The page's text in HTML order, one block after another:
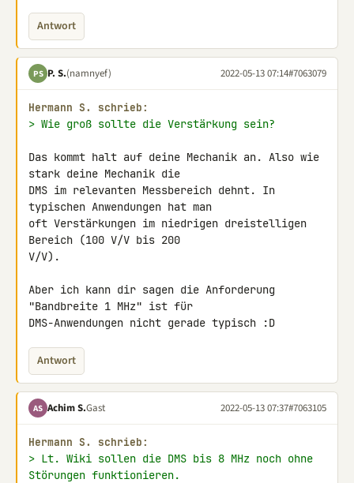
Antwort
PS P. S.(namnyef) 2022-05-13 07:14#7063079
Hermann S. schrieb:
> Wie groß sollte die Verstärkung sein?
Das kommt halt auf deine Mechanik an. Also wie
stark deine Mechanik die
DMS im relevanten Messbereich dehnt. In
typischen Anwendungen hat man
oft Verstärkungen im niedrigen dreistelligen
Bereich (100 V/V bis 200
V/V).
Aber ich kann dir sagen die Anforderung
"Bandbreite 1 MHz" ist für
DMS-Anwendungen nicht gerade typisch :D
Antwort
AS Achim S.Gast 2022-05-13 07:37#7063105
Hermann S. schrieb:
> Lt. Wiki sollen die DMS bis 8 MHz noch ohne
Störungen funktionieren.